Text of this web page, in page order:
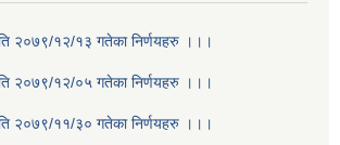
२०७९/१२/१३ गतेका निर्णयहरु ।।।
२०७९/१२/०५ गतेका निर्णयहरु ।।।
२०७९/११/३० गतेका निर्णयहरु ।।।